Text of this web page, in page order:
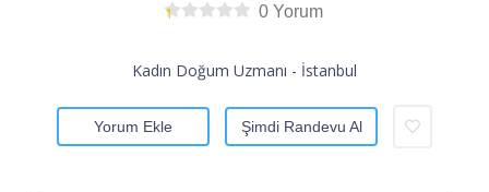
0 Yorum
Kadın Doğum Uzmanı - İstanbul
Yorum Ekle Şimdi Randevu Al